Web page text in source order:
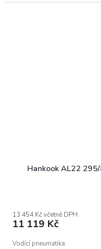
Hankook AL22
13 454 Kč včetně DPH
11 119 Kč
Vodící pneumatika.